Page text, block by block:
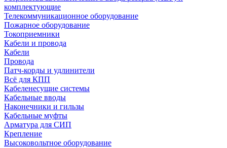
комплектующие
Телекоммуникационное оборудование
Пожарное оборудование
Токоприемники
Кабели и провода
Кабели
Провода
Патч-корды и удлинители
Всё для КПП
Кабеленесущие системы
Кабельные вводы
Наконечники и гильзы
Кабельные муфты
Арматура для СИП
Крепление
Высоковольтное оборудование